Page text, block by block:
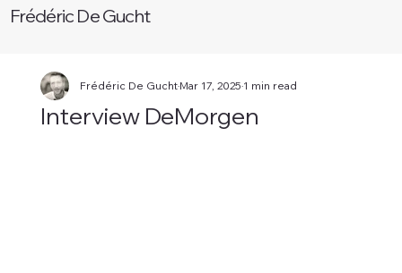
Frédéric De Gucht
Interview DeMorgen
Frédéric De GuchtMar 17, 20251 min read